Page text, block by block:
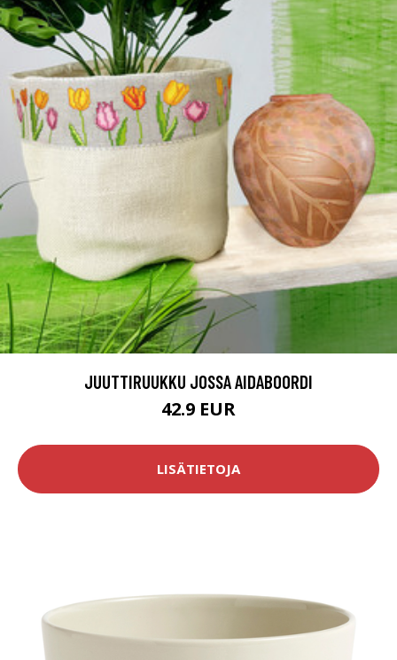
JUUTTIRUUKKU JOSSA AIDABOORDI
42.9 EUR
LISÄTIETOJA